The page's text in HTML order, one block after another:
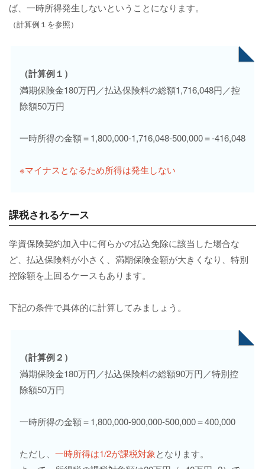
ば、一時所得発生しないということになります。
（計算例１を参照）
（計算例１）
満期保険金180万円／払込保険料の総額1,716,048円／控
除額50万円
一時所得の金額＝1,800,000-1,716,048-500,000＝-416,048
※マイナスとなるため所得は発生しない
課税されるケース
学資保険契約加入中に何らかの払込免除に該当した場合な
ど、払込保険料が小さく、満期保険金額が大きくなり、特別
控除額を上回るケースもあります。
下記の条件で具体的に計算してみましょう。
（計算例２）
満期保険金180万円／払込保険料の総額90万円／特別控
除額50万円
一時所得の金額＝1,800,000-900,000-500,000＝400,000
ただし、 一時所得は1/2が課税対象となります。